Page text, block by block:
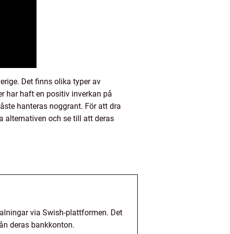
Det finns olika typer av
har haft en positiv inverkan på
hanteras noggrant. För att dra
alternativen och se till att deras
via Swish-plattformen. Det
deras bankkonton.